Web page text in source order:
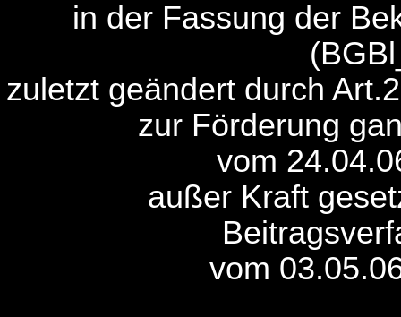
in der Fassung der
zuletzt geändert durch
zur Förderung
vom
außer Kraft
vom